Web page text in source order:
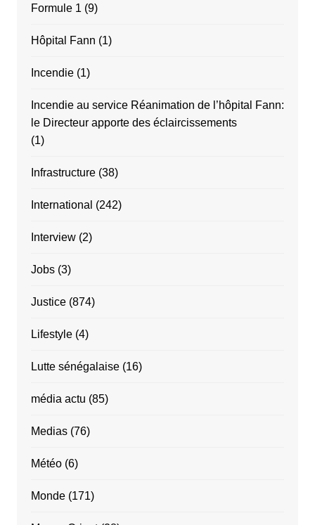
Formule 1 (9)
Hôpital Fann (1)
Incendie(1)
Incendie au service Réanimation de l’hôpital Fann:
le Directeur apporte des éclaircissements
(1)
Infrastructure(38)
International (242)
Interview(2)
Jobs(3)
Justice(874)
Lifestyle(4)
Lutte sénégalaise(16)
média actu (85)
Medias(76)
Météo(6)
Monde(171)